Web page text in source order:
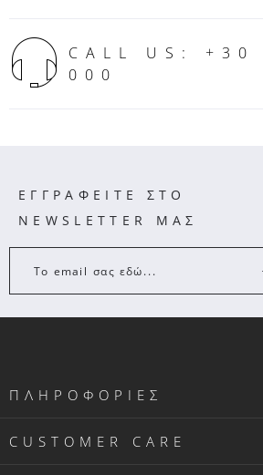
CALL US: +30
000
ΕΓΓΡΑΦΕΙΤΕ ΣΤΟ
NEWSLETTER ΜΑΣ
Το email σας εδώ...
ΠΛΗΡΟΦΟΡΙΕΣ
CUSTOMER CARE